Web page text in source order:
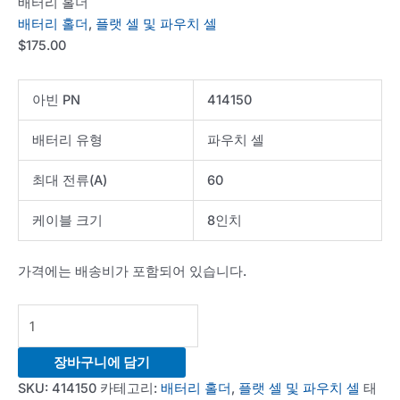
배터리 홀더 , 플랫 셀 및 파우치 셀
$175.00
아빈 PN 414150
배터리 유형 파우치 셀
최대 전류(A) 60
케이블 크기 8인치
가격에는 배송비가 포함되어 있습니다.
Flat/Pouch
Battery
장바구니에 담기
SKU: 414150 카테고리: 배터리 홀더, 플랫 셀 및 파우치 셀 태